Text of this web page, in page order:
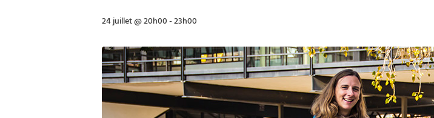
24 juillet @ 20h00-23h00